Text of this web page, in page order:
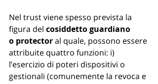
Nel trust viene spesso prevista la
figura del cosiddetto guardiano
o protector al quale, possono essere
attribuite quattro funzioni: i)
l’esercizio di poteri dispositivi o
gestionali (comunemente la revoca e